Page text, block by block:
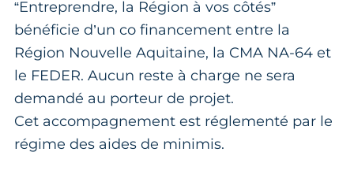
“Entreprendre, la Région à vos côtés”
bénéficie d’un co financement entre la
Région Nouvelle Aquitaine, la CMA NA-64 et
le FEDER. Aucun reste à charge ne sera
demandé au porteur de projet.
Cet accompagnement est réglementé par le
régime des aides de minimis.